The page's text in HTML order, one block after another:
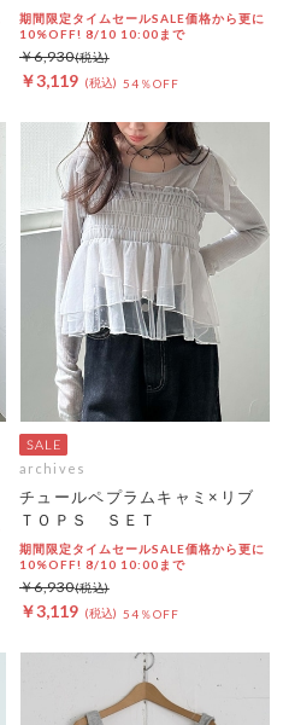
期間限定タイムセールSALE価格から更に
10%OFF! 8/10 10:00まで
￥3,119 54％OFF
￥6,930
archives
チュールペプラムキャミ×リブ
ＴＯＰＳ ＳＥＴ
期間限定タイムセールSALE価格から更に
10%OFF! 8/10 10:00まで
￥3,119 54％OFF
￥6,930